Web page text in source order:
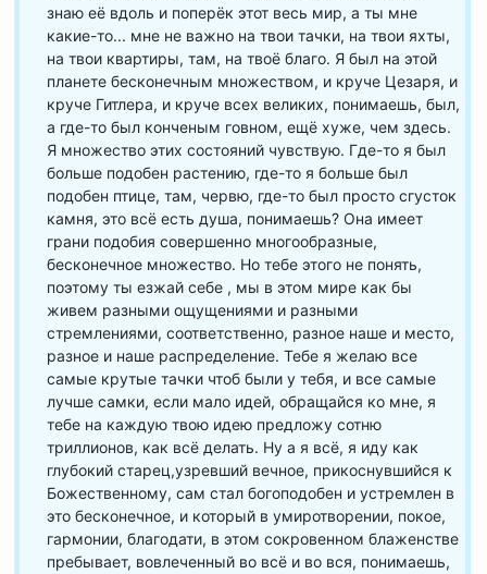
знаю её вдоль и поперёк этот весь мир, а ты мне
какие-то... мне не важно на твои тачки, на твои яхты,
на твои квартиры, там, на твоё благо. Я был на этой
планете бесконечным множеством, и круче Цезаря, и
круче Гитлера, и круче всех великих, понимаешь, был,
а где-то был конченым говном, ещё хуже, чем здесь.
Я множество этих состояний чувствую. Где-то я был
больше подобен растению, где-то я больше был
подобен птице, там, червю, где-то был просто сгусток
камня, это всё есть душа, понимаешь? Она имеет
грани подобия совершенно многообразные,
бесконечное множество. Но тебе этого не понять,
поэтому ты езжай себе , мы в этом мире как бы
живем разными ощущениями и разными
стремлениями, соответственно, разное наше и место,
разное и наше распределение. Тебе я желаю все
самые крутые тачки чтоб были у тебя, и все самые
лучше самки, если мало идей, обращайся ко мне, я
тебе на каждую твою идею предложу сотню
триллионов, как всё делать. Ну а я всё, я иду как
глубокий старец,узревший вечное, прикоснувшийся к
Божественному, сам стал богоподобен и устремлен в
это бесконечное, и который в умиротворении, покое,
гармонии, благодати, в этом сокровенном блаженстве
пребывает, вовлеченный во всё и во вся, понимаешь,